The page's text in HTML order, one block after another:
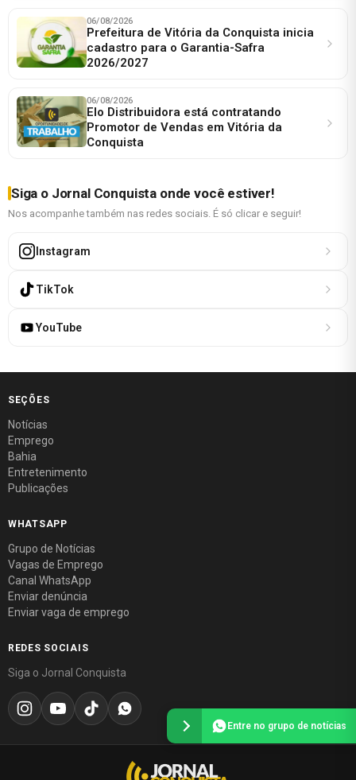
06/08/2026
Prefeitura de Vitória da Conquista inicia
cadastro para o Garantia-Safra
2026/2027
06/08/2026
Elo Distribuidora está contratando
Promotor de Vendas em Vitória da
Conquista
Siga o Jornal Conquista onde você estiver!
Nos acompanhe também nas redes sociais. É só clicar e seguir!
Instagram
TikTok
YouTube
SEÇÕES
Notícias
Emprego
Bahia
Entretenimento
Publicações
WHATSAPP
Grupo de Notícias
Vagas de Emprego
Canal WhatsApp
Enviar denúncia
Enviar vaga de emprego
REDES SOCIAIS
Siga o Jornal Conquista
Entre no grupo de notícias